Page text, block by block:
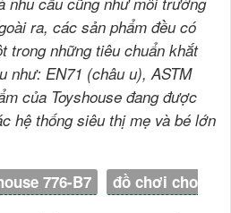
ra, các sản phẩm đều có
trong những tiêu chuẩn khắt
như: EN71 (châu u), ASTM
của Toyshouse đang được
hệ thống siêu thị mẹ và bé lớn
776-B7 đồ chơi cho